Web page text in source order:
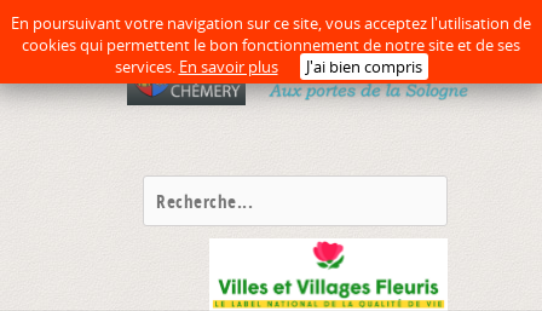
En poursuivant votre navigation sur ce site, vous acceptez l'utilisation de
cookies qui permettent le bon fonctionnement de notre site et de ses
services. En savoir plus J'ai bien compris